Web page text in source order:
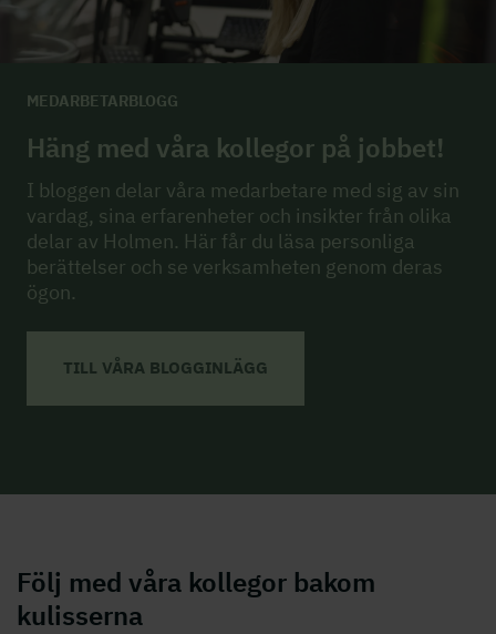
MEDARBETARBLOGG
Häng med våra kollegor på jobbet!
I bloggen delar våra medarbetare med sig av sin
vardag, sina erfarenheter och insikter från olika
delar av Holmen. Här får du läsa personliga
berättelser och se verksamheten genom deras
ögon.
TILL VÅRA BLOGGINLÄGG
Följ med våra kollegor bakom
kulisserna